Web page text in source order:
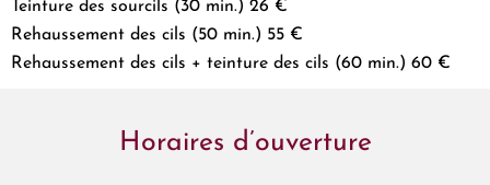
Teinture des sourcils (30 min.) 26 €
Rehaussement des cils (50 min.) 55 €
Rehaussement des cils + teinture des cils (60 min.) 60 €
Horaires d’ouverture